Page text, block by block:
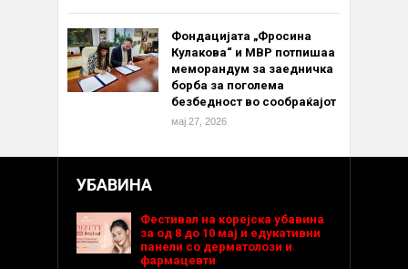
Фондацијата „Фросина
Кулакова“ и МВР потпишаа
меморандум за заедничка
борба за поголема
безбедност во сообраќајот
мај 27, 2026
УБАВИНА
Фестивал на корејска убавина
за од 8 до 10 мај и едукативни
панели со дерматолози и
фармацевти